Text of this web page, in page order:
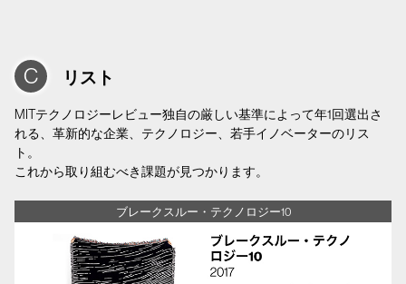
リスト
MITテクノロジーレビュー独自の厳しい基準によって年1回選出さ
れる、革新的な企業、テクノロジー、若手イノベーターのリス
ト。
これから取り組むべき課題が見つかります。
ブレークスルー・テクノロジー10